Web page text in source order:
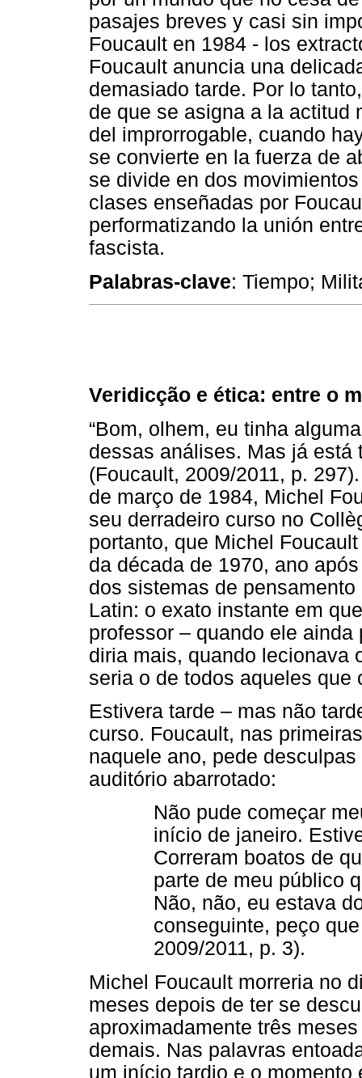
pasajes breves y casi sin
Foucault en 1984 - los
Foucault anuncia una
demasiado tarde. Por lo
de que se asigna a la actitud
del improrrogable, cuando
se convierte en la fuerza de
se divide en dos
clases enseñadas por
performatizando la unión
fascista.
Palabras-clave: Tiempo;
Veridicção e ética: entre o
“Bom, olhem, eu tinha
dessas análises. Mas já está
(Foucault, 2009/2011, p.
de março de 1984, Michel
seu derradeiro curso no
portanto, que Michel
da década de 1970, ano
dos sistemas de
Latin: o exato instante em
professor – quando ele
diria mais, quando lecionava
seria o de todos aqueles que
Estivera tarde – mas não
curso. Foucault, nas
naquele ano, pede
auditório abarrotado:
Não pude começar
início de janeiro.
Correram boatos de
parte de meu público
Não, não, eu estava
conseguinte, peço
2009/2011, p. 3).
Michel Foucault morreria no
meses depois de ter se
aproximadamente três
demais. Nas palavras
um início tardio e o